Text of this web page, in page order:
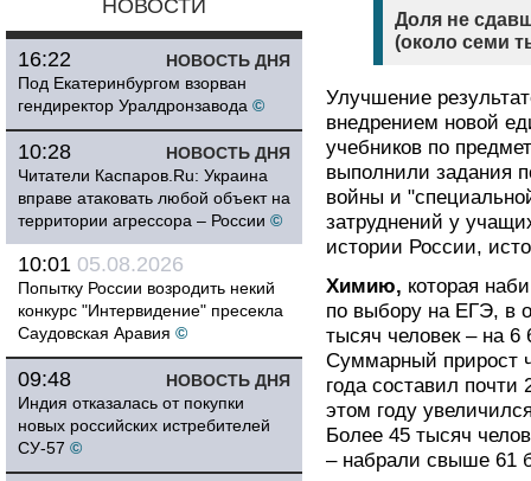
НОВОСТИ
НОВОСТЬ ДНЯ
16:22
Под Екатеринбургом взорван
гендиректор Уралдронзавода ©
НОВОСТЬ ДНЯ
10:28
Читатели Каспаров.Ru: Украина
вправе атаковать любой объект на
территории агрессора – России ©
10:01 05.08.2026
Попытку России возродить некий
конкурс "Интервидение" пресекла
Саудовская Аравия ©
НОВОСТЬ ДНЯ
09:48
Индия отказалась от покупки
новых российских истребителей
СУ-57 ©
Доля не
(около семи
Улучшение
внедрением новой
учебников по
выполнили задания
войны и
затруднений у
истории России,
Химию, которая
по выбору на ЕГЭ, в
тысяч человек – на
Суммарный прирост
года составил
этом году
Более 45 тысяч
– набрали свыше 61